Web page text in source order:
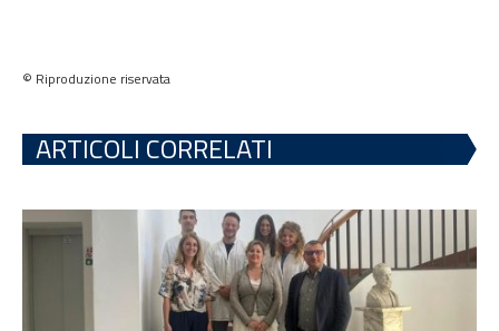
© Riproduzione riservata
ARTICOLI CORRELATI